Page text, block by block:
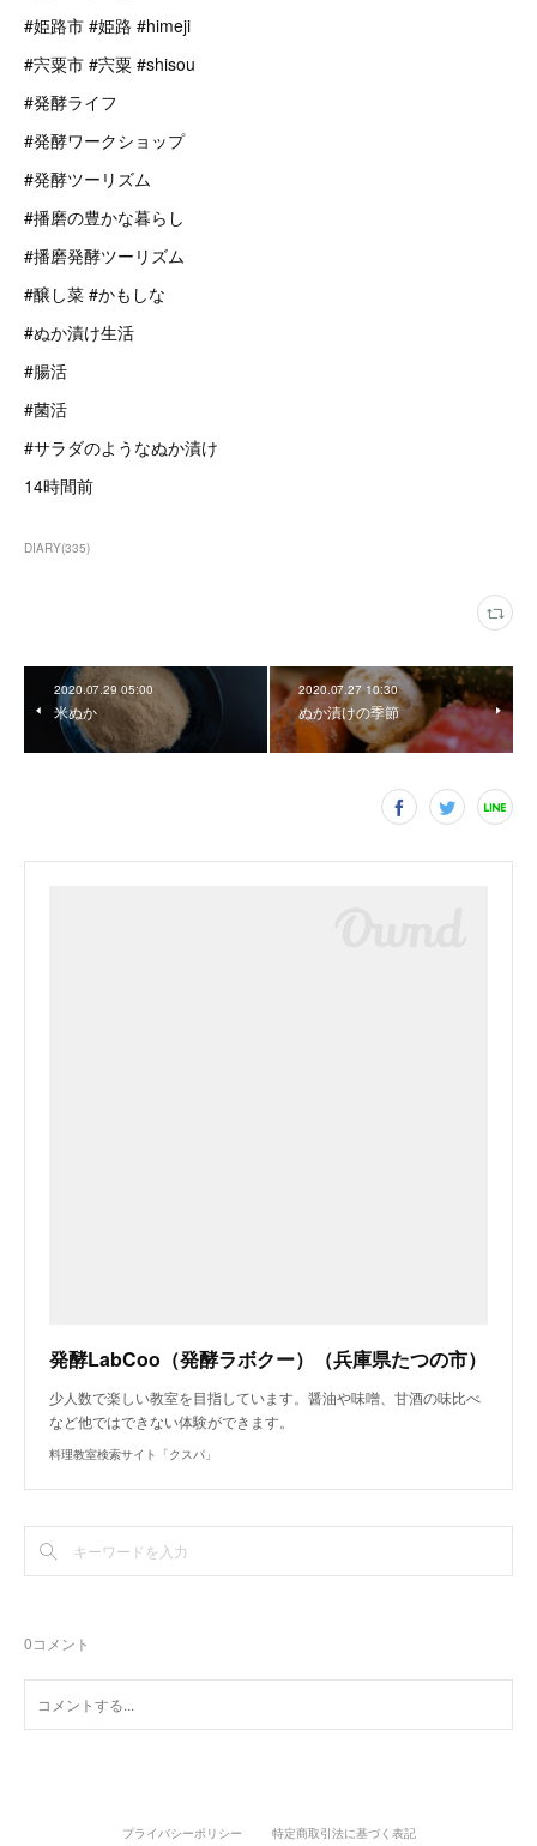
#姫路市 #姫路 #himeji
#宍粟市 #宍粟 #shisou
#発酵ライフ
#発酵ワークショップ
#発酵ツーリズム
#播磨の豊かな暮らし
#播磨発酵ツーリズム
#醸し菜 #かもしな
#ぬか漬け生活
#腸活
#菌活
#サラダのようなぬか漬け
14時間前
DIARY(335)
2020.07.29 05:00
米ぬか
2020.07.27 10:30
ぬか漬けの季節
発酵LabCoo（発酵ラボクー）（兵庫県たつの市）
少人数で楽しい教室を目指しています。醤油や味噌、甘酒の味比べ
など他ではできない体験ができます。
料理教室検索サイト「クスパ」
0コメント
プライバシーポリシー 特定商取引法に基づく表記